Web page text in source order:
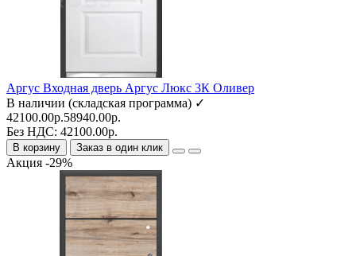
Аргус Входная дверь Аргус Люкс 3К Оливер
В наличии (складская программа) ✓
42100.00р.58940.00р.
Без НДС: 42100.00р.
В корзину Заказ в один клик
Акция -29%